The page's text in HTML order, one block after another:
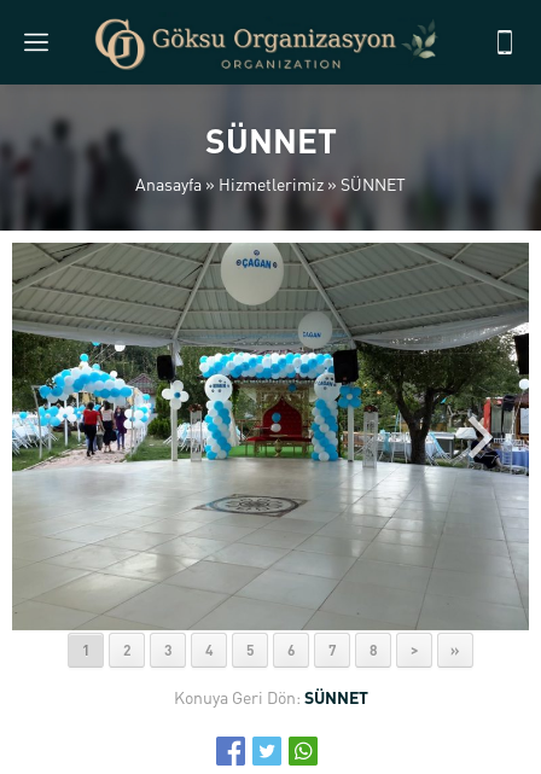
SÜNNET
Anasayfa» Hizmetlerimiz » SÜNNET
1 2 3 4 5 6 7 8 > »
Konuya Geri Dön: SÜNNET